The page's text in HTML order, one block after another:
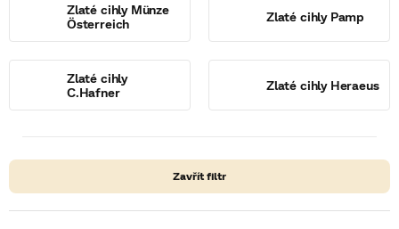
Zlaté cihly Münze
Österreich
Zlaté cihly Pamp
Zlaté cihly
C.Hafner
Zlaté cihly Heraeus
Zavřít filtr